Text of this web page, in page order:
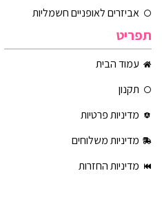
אביזרים לאופניים חשמליות
תפריט
עמוד הבית
תקנון
מדיניות פרטיות
מדיניות משלוחים
מדיניות החזרות